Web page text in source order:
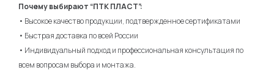
Почему выбирают “ПТК ПЛАСТ”:
• Высокое качество продукции, подтвержденное сертификатами
• Быстрая доставка по всей России
• Индивидуальный подход и профессиональная консультация по
всем вопросам выбора и монтажа.